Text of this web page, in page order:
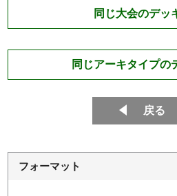
同じ大会のデッ
同じアーキタイプの
戻る
フォーマット